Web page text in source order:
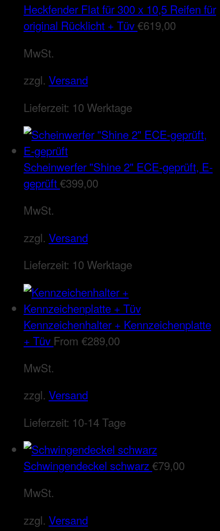
Heckfender Flat für 300 x 10,5 Reifen für
original Rücklicht + Tüv€619,00
MwSt.
zzgl. Versand
Lieferzeit: 10 Werktage
Scheinwerfer "Shine 2" ECE-geprüft, E-
geprüft€399,00
MwSt.
zzgl. Versand
Lieferzeit: 10 Werktage
Kennzeichenhalter + Kennzeichenplatte
+ Tüv From €289,00
MwSt.
zzgl. Versand
Lieferzeit: 10-14 Tage
Schwingendeckel schwarz€79,00
MwSt.
zzgl. Versand